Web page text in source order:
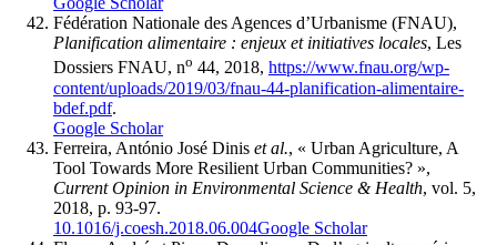
Fédération Nationale des Agences d’Urbanisme (FNAU),
Planification alimentaire : enjeux et initiatives locales, Les
Dossiers FNAU, no 44, 2018, https://www.fnau.org/wp-
content/uploads/2019/03/fnau-44-planification-alimentaire-
bdef.pdf.
Google Scholar
Ferreira, António José Dinis et al., « Urban Agriculture, A
Tool Towards More Resilient Urban Communities? »,
Current Opinion in Environmental Science & Health, vol. 5,
2018, p. 93-97.
10.1016/j.coesh.2018.06.004Google Scholar